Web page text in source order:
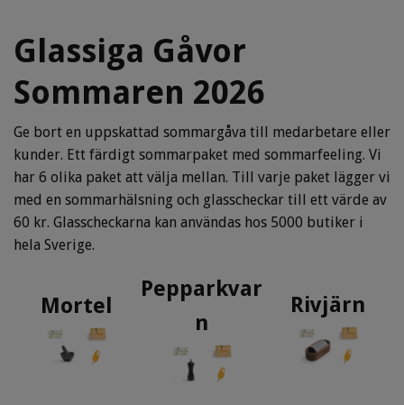
Glassiga Gåvor
Sommaren 2026
Ge bort en uppskattad sommargåva till medarbetare eller
kunder. Ett färdigt sommarpaket med sommarfeeling. Vi
har 6 olika paket att välja mellan. Till varje paket lägger vi
med en sommarhälsning och glasscheckar till ett värde av
60 kr. Glasscheckarna kan användas hos 5000 butiker i
hela Sverige.
Mortel
Pepparkvar
n
Rivjärn